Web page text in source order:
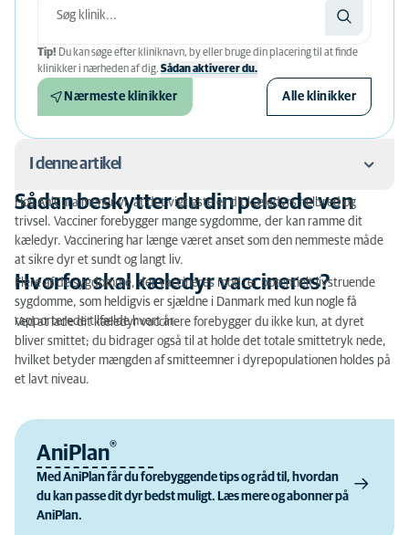
Tip! Du kan søge efter kliniknavn, by eller bruge din placering til at finde
klinikker i nærheden af ​​dig. Sådan aktiverer du.
Nærmeste klinikker Alle klinikker
I denne artikel
Sådan beskytter du din pelsede ven
Hvorfor skal kæledyr vaccineres?
Sådan beskytter du din pelsede ven
Hos AniCura mener vi, at det vigtigste er dit kæledyrs helbred og
trivsel. Vacciner forebygger mange sygdomme, der kan ramme dit
kæledyr. Vaccinering har længe været anset som den nemmeste måde
at sikre dyr et sundt og langt liv.
Hvorfor skal kæledyr vaccineres?
Flere af de sygdomme, der vaccineres mod, er potentielt livstruende
sygdomme, som heldigvis er sjældne i Danmark med kun nogle få
rapporterede tilfælde hvert år.
Ved at lade dit kæledyr vaccinere forebygger du ikke kun, at dyret
bliver smittet; du bidrager også til at holde det totale smittetryk nede,
hvilket betyder mængden af smitteemner i dyrepopulationen holdes på
et lavt niveau.
AniPlan®
Med AniPlan får du forebyggende tips og råd til, hvordan
du kan passe dit dyr bedst muligt. Læs mere og abonner på
AniPlan.